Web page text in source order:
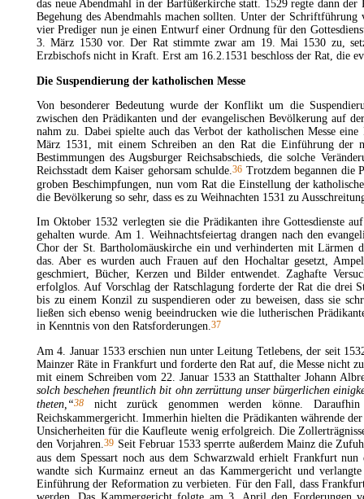
das neue Abendmahl in der Barfüßerkirche statt. 1529 regte dann der
Begehung des Abendmahls machen sollten. Unter der Schriftführung
vier Prediger nun je einen Entwurf einer Ordnungfür den
3. März 1530 vor. Der Rat stimmte zwar am 19. Mai 1530 zu,
Erzbischofs nicht in Kraft. Erst am 16.2.1531 beschloss der Rat, die
Die Suspendierung der katholischen Messe
Von besonderer Bedeutung wurde der Konflikt um die
zwischen den Prädikanten und der evangelischen Bevölkerung auf
nahm zu. Dabei spielte auch das Verbot der katholischen Messe
März 1531, mit einem Schreiben an den Rat die Einführung der
Bestimmungen des Augsburger Reichsabschieds, die solche
Reichsstadt dem Kaiser gehorsam schulde.36 Trotzdem begannen die
groben Beschimpfungen, nun vom Rat die Einstellung der
die Bevölkerung so sehr, dass es zu Weihnachten 1531 zu
Im Oktober 1532 verlegten sie die Prädikanten ihre Gottesdienste
gehalten wurde. Am 1. Weihnachtsfeiertag drangen nach den
Chor der St. Bartholomäuskirche ein und verhinderten mit Lärmen
das. Aber es wurden auch Frauen auf den Hochaltar gesetzt,
geschmiert, Bücher, Kerzen und Bilder entwendet. Zaghafte
erfolglos. Auf Vorschlag der Ratschlagung forderte der Rat die drei
bis zu einem Konzil zu suspendieren oder zu beweisen, dass sie
ließen sich ebenso wenig beeindrucken wie die lutherischen
in Kenntnis von den Ratsforderungen.37
Am 4. Januar 1533 erschien nun unter Leitung Tetlebens, der seit
Mainzer Räte in Frankfurt und forderte den Rat auf, die Messe nicht
mit einem Schreiben vom 22. Januar 1533 an Statthalter Johann
solch beschehen freuntlich bit ohn zerrüttung unser bürgerlichen
theten,“38
nicht zurück genommen werden könne.
Reichskammergericht. Immerhin hielten die Prädikanten währende
Unsicherheiten für die Kaufleute wenig erfolgreich. Die
den Vorjahren.39 Seit Februar 1533 sperrte außerdem Mainz die
aus dem Spessart noch aus dem Schwarzwald erhielt Frankfurt
wandte sich Kurmainz erneut an das Kammergericht und
Einführung der Reformation zu verbieten. Für den Fall, dass